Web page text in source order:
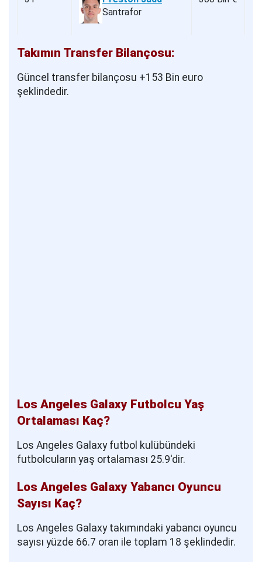
Santrafor
Takımın Transfer Bilançosu:
Güncel transfer bilançosu +153 Bin euro
şeklindedir.
Los Angeles Galaxy Futbolcu Yaş
Ortalaması Kaç?
Los Angeles Galaxy futbol kulübündeki
futbolcuların yaş ortalaması 25.9'dir.
Los Angeles Galaxy Yabancı Oyuncu
Sayısı Kaç?
Los Angeles Galaxy takımındaki yabancı oyuncu
sayısı yüzde 66.7 oran ile toplam 18 şeklindedir.